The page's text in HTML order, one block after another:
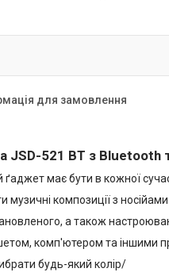
для замовлення
JSD-521 BT з Bluetooth
ґаджет має бути в кожної
композиції з носійами
а також
комп'ютером та іншими
будь-який колір/